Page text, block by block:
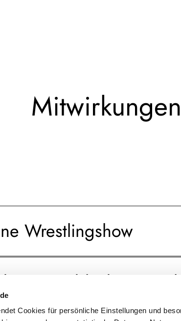
Cookies für persönliche Einstellungen und
Mitwirkungen
Wrestlingshow
Omonblanks